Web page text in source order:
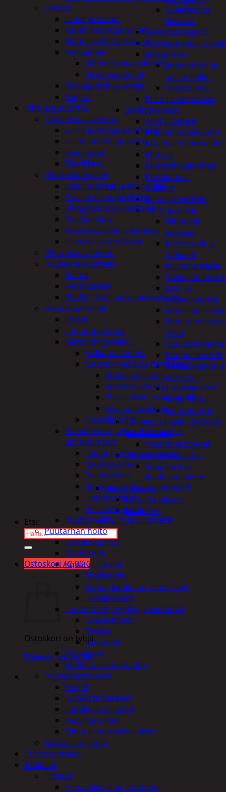
Sulakkeet ja
liittimet
Asennuskaapelit
Jatkojohdot
Jatkojohdot ja
ajastinkellot
Pistotulpat
Pisto ja -jakorasiat
Sähkötyökalut
Akut ja laturit
Kulmahiomakoneet
Mittarit
Mutterinvääntimet
Porakoneet
Ruiskut
Sahat ja sirkkelit
Terät ja laikat
Hionta ja
katkaisu
Kierretapit ja
työkalut
Kiviporanterät
Kuviosahanterä
Lasi- ja
tiiliporanterät
terät
Puuporanterät
ja istukat
Teräs ja
kuppiharjat
Upotusterät
Telineet, tikkaat, työtasot
ja tarvikkeet
Vaunut ja pöydät
Työasut ja suojaimet
Suojalasit ja
kuulosuojaimet
Elintarvikkeet
Keksit ja piparit
Mausteet
Etsi:
Ostoskori /0,00€
Ostoskori on tyhjä.
Takaisin kauppaan
Siivous
Liinat ja sienet
Mopit, harjat ja varret
Muut siivoustarvikkeet
Pesuaineet
Viemärinavausaineet
Yleispesuaineet
Roskapussit ja -astiat
Sangot
Piha ja puutarha
Grillaus ja savustus
Grillit ja rengaspolttimet
Hiilet, briketit ja purut
Savustimet
Tarvikkeet
Piharakennukset
Kasvihuoneet ja tarvikkeet
Paviljonkit ja tarvikkeet
Pihapatsaat ja koristeet
Postilaatikot
Puutarhavajat ja katokset
Ulko-wc ja tarvikkeet
Piharakentaminen
Puutarhakalusteet
Keinut
Pehmusteet
Pöydät, tuolit ja kalusteryhmät
Puutarhakoneet
Kärryt
Lehtipuhaltimet
Metsurin työkalut
Halkomakoneet
Moottorisahat ja tarvikkeet
Kirveet ja sahat
Moottorisahat ja raivaussahat
Tukkisakset ja sahapukit
Viilat ja teräketjut
Oksasilppurit
Painepesurit, vesiautomaatit ja
uppopumput
Letkut ja muut tarvikkeet
Muut pumput
Painepesurit
Reppuruiskut ja painepullot
Uppopumput
Vesiautomaatit
Ruohonleikkurit ja trimmerit
Puutarhan hoito
Kastelukannut
Kateharsot
Kukat ja ruukut
Altakastelu
Ketjut, koukut ja kiinnikkeet
Kukkaruukut
Lannoitteet, myrkyt ja siemenet
Lisäravinteet
Myrkyt
Siemenet
Pensastuet
Verkot ja reunanauha
Puutarhatyökalut
Harjat
Kuokat ja haravat
Lumikolat ja lapiot
Saavit ja astiat
Sahat ja puutarhasakset
Tuholaistorjunta
Poistotuotteet
Työkalut
Hitsaus
Hitsauskolvit ja suuttimet